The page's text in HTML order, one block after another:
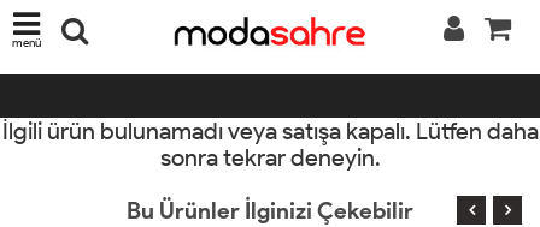
menü
İlgili ürün bulunamadı veya satışa kapalı. Lütfen daha
sonra tekrar deneyin.
Bu Ürünler İlginizi Çekebilir